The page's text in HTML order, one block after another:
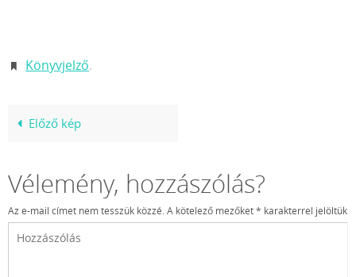
Könyvjelző.
Előző kép
Vélemény, hozzászólás?
Az e-mail címet nem tesszük közzé.A kötelező mezőket* karakterrel jelöltük